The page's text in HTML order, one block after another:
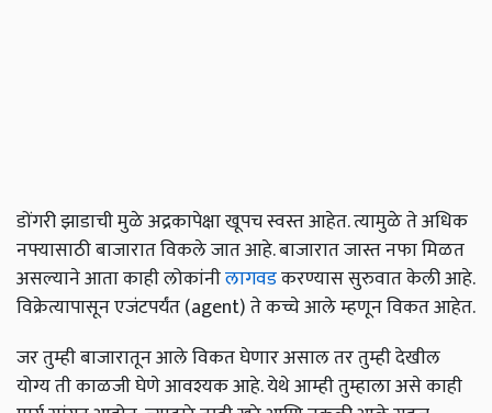
डोंगरी झाडाची मुळे अद्रकापेक्षा खूपच स्वस्त आहेत. त्यामुळे ते अधिक
नफ्यासाठी बाजारात विकले जात आहे. बाजारात जास्त नफा मिळत
असल्याने आता काही लोकांनीलागवडकरण्यास सुरुवात केली आहे.
विक्रेत्यापासून एजंटपर्यंत (agent) ते कच्चे आले म्हणून विकत आहेत.
जर तुम्ही बाजारातून आले विकत घेणार असाल तर तुम्ही देखील
योग्य ती काळजी घेणे आवश्यक आहे. येथे आम्ही तुम्हाला असे काही